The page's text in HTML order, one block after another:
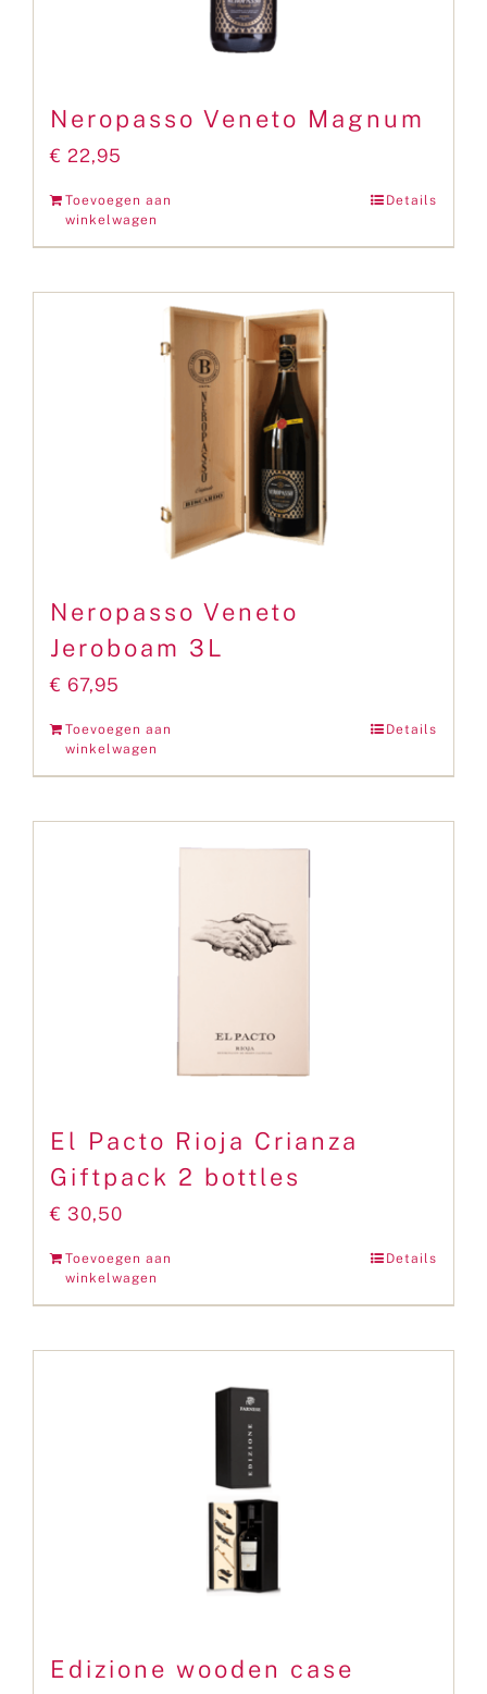
Neropasso Veneto Magnum
€ 22,95
Toevoegen aan
winkelwagen
Details
Neropasso Veneto
Jeroboam 3L
€ 67,95
Toevoegen aan
winkelwagen
Details
El Pacto Rioja Crianza
Giftpack 2 bottles
€ 30,50
Toevoegen aan
winkelwagen
Details
Edizione wooden case